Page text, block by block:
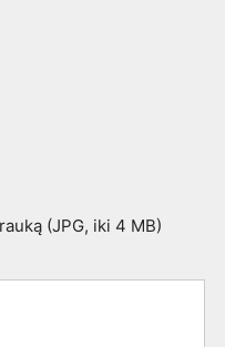
(JPG, iki 4 MB)